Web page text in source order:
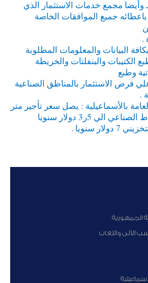
مجمع خدمات الاستثمار الذي
جميع الموافقات الخاصة
.
البيانات والمعلومات المطلوبة
الكتيبات والبنفلتات والخريطة
وطبع
فرص الاستثمار بالمناطق الصناعية
.
بالأسماعيلية : يصل سعر تأجير متر
الأرض بالنسبة للنشاط الصناعي الي 5ر3 دولار سنويا
سنويا .
الجمهورية
الآلى واللغات